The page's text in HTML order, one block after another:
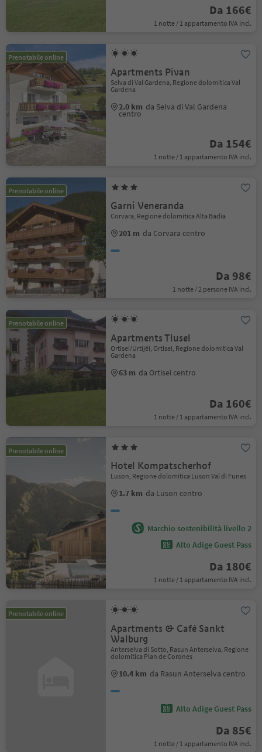
Da 166€
1 notte / 1 appartamento IVA incl.
Prenotabile online
Apartments Pivan
Selva di Val Gardena, Regione dolomitica Val
Gardena
2.0 km da Selva di Val Gardena
centro
Da 154€
1 notte / 1 appartamento IVA incl.
Prenotabile online
Garni Veneranda
Corvara, Regione dolomitica Alta Badia
201 m da Corvara centro
Da 98€
1 notte / 2 persone IVA incl.
Prenotabile online
Apartments Tlusel
Ortisei/Urtijëi, Ortisei, Regione dolomitica Val
Gardena
63 m da Ortisei centro
Da 160€
1 notte / 1 appartamento IVA incl.
Prenotabile online
Hotel Kompatscherhof
Luson, Regione dolomitica Luson Val di Funes
1.7 km da Luson centro
Marchio sostenibilità livello 2
Alto Adige Guest Pass
Da 180€
1 notte / 1 appartamento IVA incl.
Prenotabile online
Apartments & Café Sankt
Walburg
Anterselva di Sotto, Rasun Anterselva, Regione
dolomitica Plan de Corones
10.4 km da Rasun Anterselva centro
Alto Adige Guest Pass
Da 85€
1 notte / 1 appartamento IVA incl.